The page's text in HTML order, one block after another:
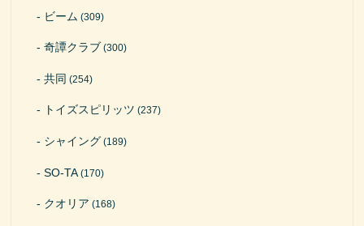
ビーム (309)
奇譚クラブ (300)
共同 (254)
トイズスピリッツ (237)
シャイング (189)
SO-TA (170)
クオリア (168)